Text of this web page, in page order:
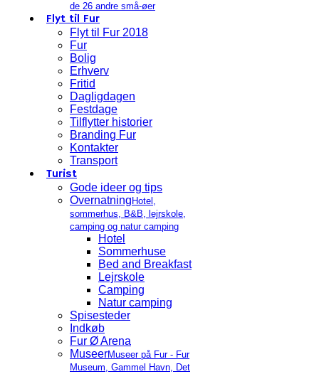
de 26 andre små-øer
Flyt til Fur
Flyt til Fur 2018
Fur
Bolig
Erhverv
Fritid
Dagligdagen
Festdage
Tilflytter historier
Branding Fur
Kontakter
Transport
Turist
Gode ideer og tips
Overnatning Hotel,
sommerhus, B&B, lejrskole,
camping og natur camping
Hotel
Sommerhuse
Bed and Breakfast
Lejrskole
Camping
Natur camping
Spisesteder
Indkøb
Fur Ø Arena
MuseerMuseer på Fur - Fur
Museum, Gammel Havn, Det